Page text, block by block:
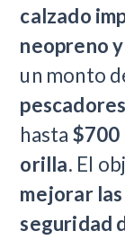
calzado
neopreno
un monto
hasta $700
orilla. El
mejorar
seguridad